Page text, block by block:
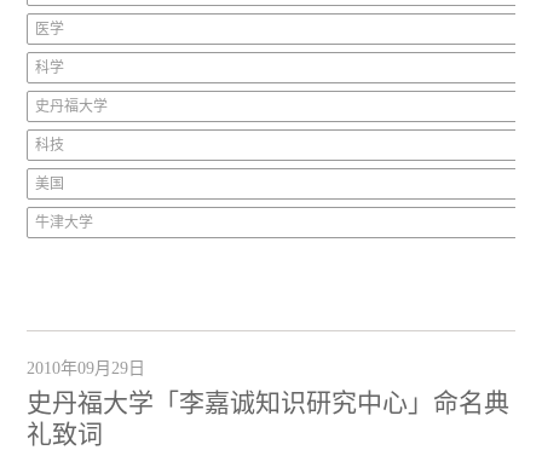
医学
科学
史丹福大学
科技
美国
牛津大学
2010年09月29日
史丹福大学「李嘉诚知识研究中心」命名典
礼致词